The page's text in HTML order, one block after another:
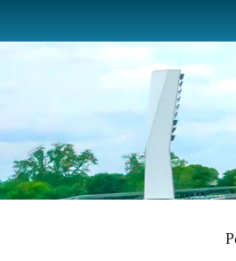
to
main
content